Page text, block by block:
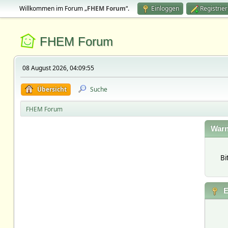
Willkommen im Forum „FHEM Forum“. Einloggen
FHEM Forum
08 August 2026, 04:09:55
Übersicht Suche
FHEM Forum